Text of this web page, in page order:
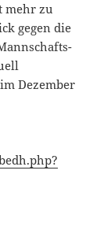
mehr zu
gegen die
Dezember